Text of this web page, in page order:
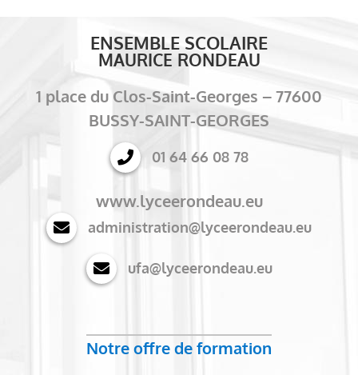
ENSEMBLE SCOLAIRE
MAURICE RONDEAU
1 place du Clos-Saint-Georges – 77600
BUSSY-SAINT-GEORGES
01 64 66 08 78
www.lyceerondeau.eu
administration@lyceerondeau.eu
ufa@lyceerondeau.eu
Notre offre de formation